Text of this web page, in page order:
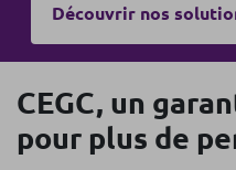
Découvrir nos
CEGC, un
pour plus de